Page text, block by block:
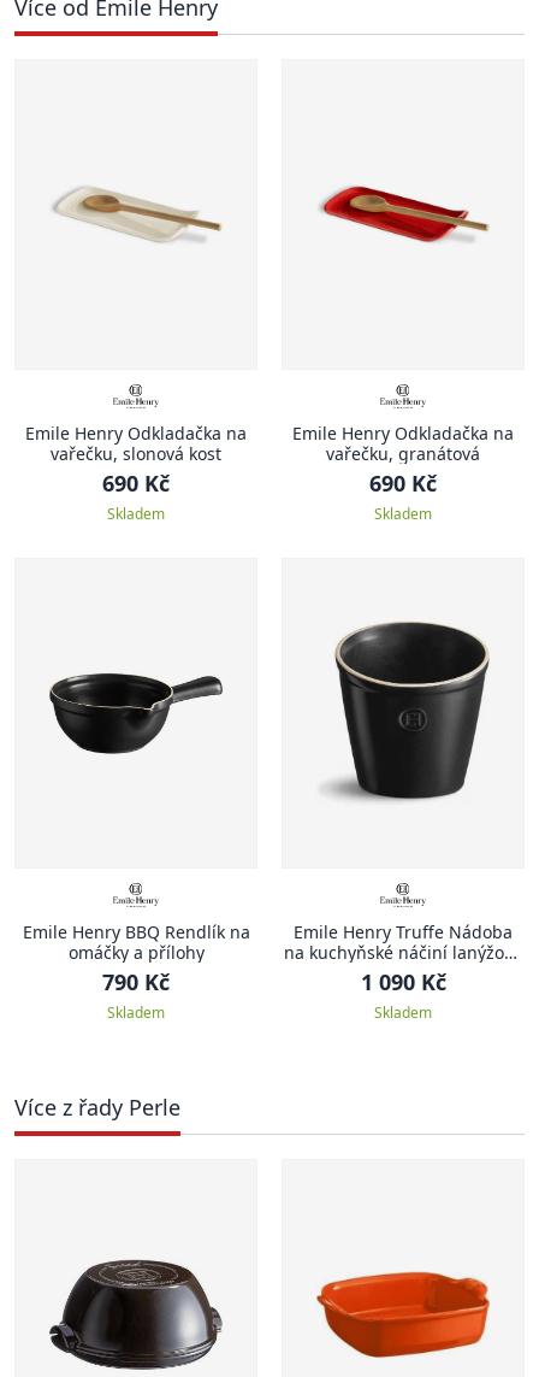
Více od Emile Henry
Emile Henry Odkladačka na
vařečku, slonová kost
690 Kč
Skladem
Emile Henry Odkladačka na
vařečku, granátová
690 Kč
Skladem
Emile Henry BBQ Rendlík na
omáčky a přílohy
790 Kč
Skladem
Emile Henry Truffe Nádoba
na kuchyňské náčiní lanýžová
Truffle
1 090 Kč
Skladem
Více z řady Perle